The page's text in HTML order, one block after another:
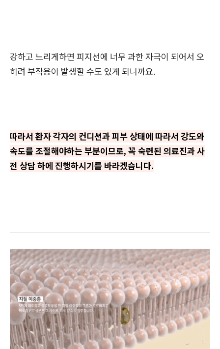
강하고 느리게하면 피지선에 너무 과한 자극이 되어서 오
히려 부작용이 발생할 수도 있게 되니까요.
따라서 환자 각자의 컨디션과 피부 상태에 따라서 강도와
속도를 조절해야하는 부분이므로, 꼭 숙련된 의료진과 사
전 상담 하에 진행하시기를 바라겠습니다.